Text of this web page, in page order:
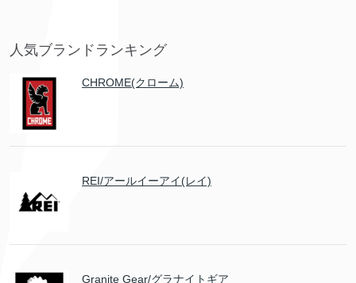
人気ブランドランキング
CHROME(クローム)
REI/アールイーアイ(レイ)
Granite Gear/グラナイトギア